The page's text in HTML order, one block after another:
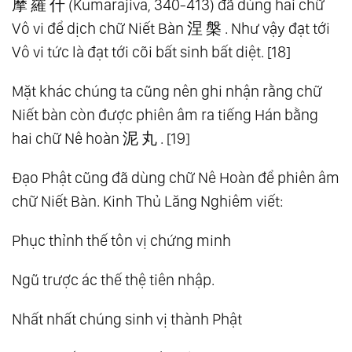
摩 羅 什 (Kumarajiva, 340-413) đã dùng hai chữ
Vô vi để dịch chữ Niết Bàn 涅 槃 . Như vậy đạt tới
Vô vi tức là đạt tới cõi bất sinh bất diệt. [18]
Mặt khác chúng ta cũng nên ghi nhận rằng chữ
Niết bàn còn được phiên âm ra tiếng Hán bằng
hai chữ Nê hoàn 泥 丸 . [19]
Đạo Phật cũng đã dùng chữ Nê Hoàn để phiên âm
chữ Niết Bàn. Kinh Thủ Lăng Nghiêm viết:
Phục thỉnh thế tôn vị chứng minh
Ngũ trược ác thế thệ tiên nhập.
Nhất nhất chúng sinh vị thành Phật